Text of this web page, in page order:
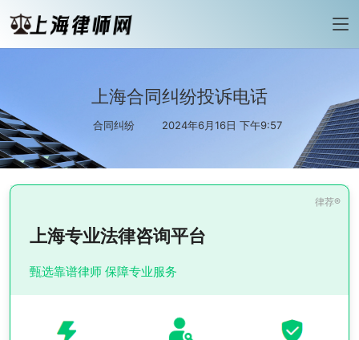
上海合同纠纷投诉电话
合同纠纷 2024年6月16日 下午9:57
上海专业法律咨询平台
甄选靠谱律师 保障专业服务